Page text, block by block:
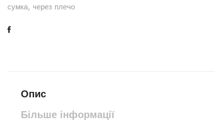
сумка, через плечо
Опис
Більше інформації